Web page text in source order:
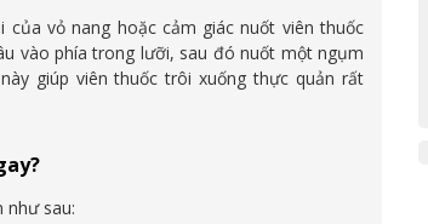
của vỏ nang hoặc cảm giác nuốt viên thuốc
vào phía trong lưỡi, sau đó nuốt một ngụm
giúp viên thuốc trôi xuống thực quản rất
như sau: